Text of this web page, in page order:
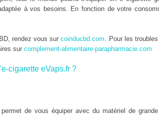
à vos besoins. En fonction de votre
rendez vous surcoinducbd.com. Pour les
sur complement-alimentaire-parapharmacie.com
cigarette eVaps.fr ?
de vous équiper avec du matériel de